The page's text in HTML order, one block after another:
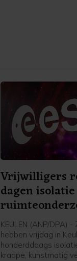
Vrijwilligers
dagen
KEULEN (ANP/DPA)
hebben vrijdag in
honderddaags
krappe, kunstmatig